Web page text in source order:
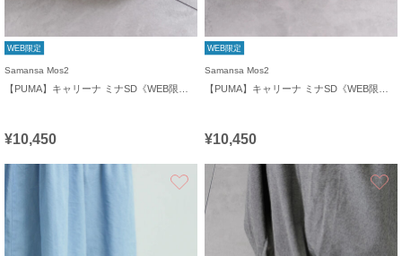
WEB限定
Samansa Mos2
¥10,450
WEB限定
Samansa Mos2
¥10,450
お気に入り